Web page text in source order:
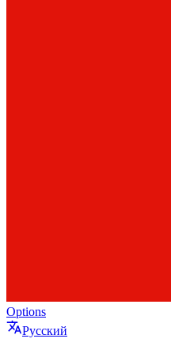
Options
Русский